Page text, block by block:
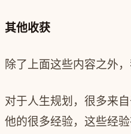
其他收获
除了上面这些内容之外
对于人生规划，很多来
他的很多经验，这些经